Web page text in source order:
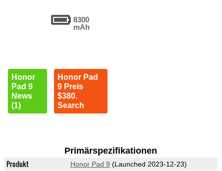
8300
mAh
Honor
Pad 9
News
(1)
Honor Pad
9 Preis
$380.
Search
Primärspezifikationen
Produkt Honor Pad 9 (Launched 2023-12-23)